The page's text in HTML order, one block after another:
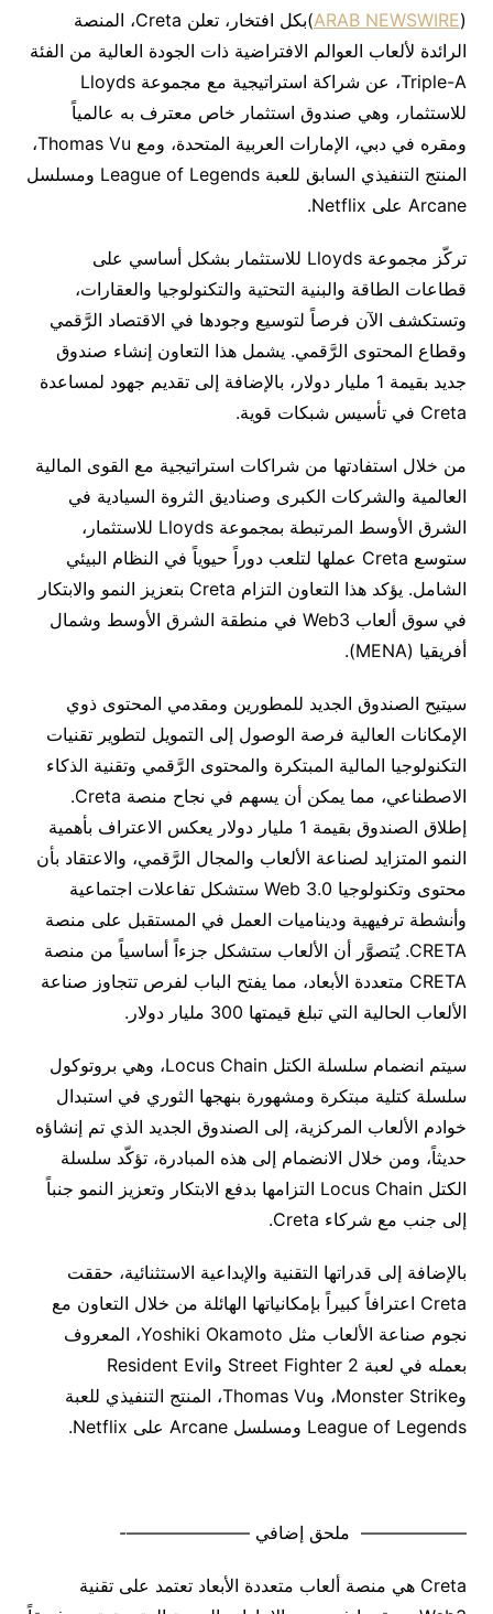
(
ARAB NEWSWIRE
)بكل افتخار، تعلن Creta، المنصة
الرائدة لألعاب العوالم الافتراضية ذات الجودة العالية من الفئة
Triple-A، عن شراكة استراتيجية مع مجموعة Lloyds
للاستثمار، وهي صندوق استثمار خاص معترف به عالمياً
ومقره في دبي، الإمارات العربية المتحدة، ومع Thomas Vu،
المنتج التنفيذي السابق للعبة League of Legends ومسلسل
Arcane على Netflix.
تركّز مجموعة Lloyds للاستثمار بشكل أساسي على
قطاعات الطاقة والبنية التحتية والتكنولوجيا والعقارات،
وتستكشف الآن فرصاً لتوسيع وجودها في الاقتصاد الرَّقمي
وقطاع المحتوى الرَّقمي. يشمل هذا التعاون إنشاء صندوق
جديد بقيمة 1 مليار دولار، بالإضافة إلى تقديم جهود لمساعدة
Creta في تأسيس شبكات قوية.
من خلال استفادتها من شراكات استراتيجية مع القوى المالية
العالمية والشركات الكبرى وصناديق الثروة السيادية في
الشرق الأوسط المرتبطة بمجموعة Lloyds للاستثمار،
ستوسع Creta عملها لتلعب دوراً حيوياً في النظام البيئي
الشامل. يؤكد هذا التعاون التزام Creta بتعزيز النمو والابتكار
في سوق ألعاب Web3 في منطقة الشرق الأوسط وشمال
أفريقيا (MENA).
سيتيح الصندوق الجديد للمطورين ومقدمي المحتوى ذوي
الإمكانات العالية فرصة الوصول إلى التمويل لتطوير تقنيات
التكنولوجيا المالية المبتكرة والمحتوى الرَّقمي وتقنية الذكاء
الاصطناعي، مما يمكن أن يسهم في نجاح منصة Creta.
إطلاق الصندوق بقيمة 1 مليار دولار يعكس الاعتراف بأهمية
النمو المتزايد لصناعة الألعاب والمجال الرَّقمي، والاعتقاد بأن
محتوى وتكنولوجيا Web 3.0 ستشكل تفاعلات اجتماعية
وأنشطة ترفيهية وديناميات العمل في المستقبل على منصة
CRETA. يُتصوَّر أن الألعاب ستشكل جزءاً أساسياً من منصة
CRETA متعددة الأبعاد، مما يفتح الباب لفرص تتجاوز صناعة
الألعاب الحالية التي تبلغ قيمتها 300 مليار دولار.
سيتم انضمام سلسلة الكتل Locus Chain، وهي بروتوكول
سلسلة كتلية مبتكرة ومشهورة بنهجها الثوري في استبدال
خوادم الألعاب المركزية، إلى الصندوق الجديد الذي تم إنشاؤه
حديثاً، ومن خلال الانضمام إلى هذه المبادرة، تؤكّد سلسلة
الكتل Locus Chain التزامها بدفع الابتكار وتعزيز النمو جنباً
إلى جنب مع شركاء Creta.
بالإضافة إلى قدراتها التقنية والإبداعية الاستثنائية، حققت
Creta اعترافاً كبيراً بإمكانياتها الهائلة من خلال التعاون مع
نجوم صناعة الألعاب مثل Yoshiki Okamoto، المعروف
بعمله في لعبة Street Fighter 2 وResident Evil
وMonster Strike، وThomas Vu، المنتج التنفيذي للعبة
League of Legends ومسلسل Arcane على Netflix.
—————— ملحق إضافي ———————-
Creta هي منصة ألعاب متعددة الأبعاد تعتمد على تقنية